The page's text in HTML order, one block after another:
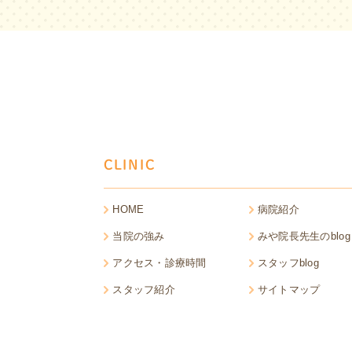
CLINIC
HOME
当院の強み
アクセス・診療時間
スタッフ紹介
病院紹介
みや院長先生のblog
スタッフblog
サイトマップ